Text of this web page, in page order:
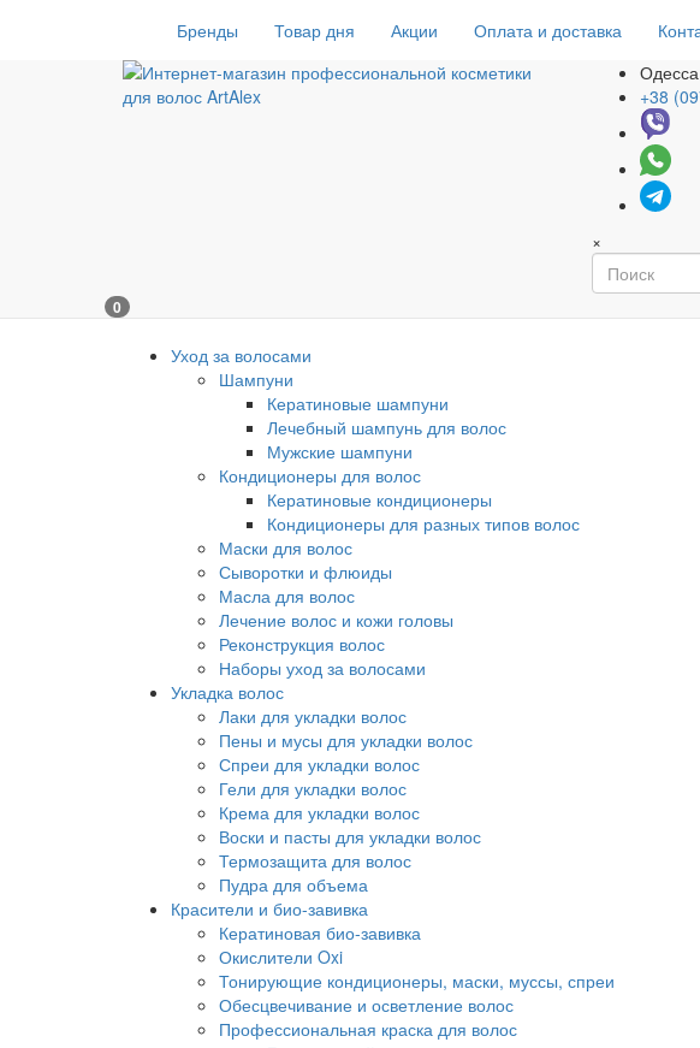
Бренды Товар дня Акции Оплата и доставка
Одесса
+38
×
0
Уход за волосами
Шампуни
Кератиновые шампуни
Лечебный шампунь для волос
Мужские шампуни
Кондиционеры для волос
Кератиновые кондиционеры
Кондиционеры для разных типов волос
Маски для волос
Сыворотки и флюиды
Масла для волос
Лечение волос и кожи головы
Реконструкция волос
Наборы уход за волосами
Укладка волос
Лаки для укладки волос
Пены и мусы для укладки волос
Спреи для укладки волос
Гели для укладки волос
Крема для укладки волос
Воски и пасты для укладки волос
Термозащита для волос
Пудра для объема
Красители и био-завивка
Кератиновая био-завивка
Окислители Oxi
Тонирующие кондиционеры, маски, муссы, спреи
Обесцвечивание и осветление волос
Профессиональная краска для волос